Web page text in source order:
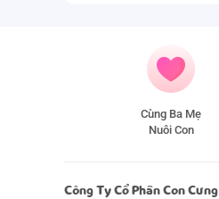
Cùng Ba Mẹ
Nuôi Con
Công Ty Cổ Phần Con Cưng